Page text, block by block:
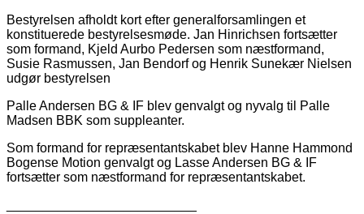
Bestyrelsen afholdt kort efter generalforsamlingen et
konstituerede bestyrelsesmøde. Jan Hinrichsen fortsætter
som formand, Kjeld Aurbo Pedersen som næstformand,
Susie Rasmussen, Jan Bendorf og Henrik Sunekær Nielsen
udgør bestyrelsen
Palle Andersen BG & IF blev genvalgt og nyvalg til Palle
Madsen BBK som suppleanter.
Som formand for repræsentantskabet blev Hanne Hammond
Bogense Motion genvalgt og Lasse Andersen BG & IF
fortsætter som næstformand for repræsentantskabet.